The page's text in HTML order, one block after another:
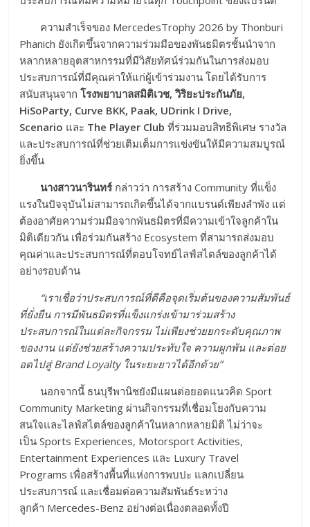
ความสำเร็จของ MercedesTrophy 2026 by Thonburi
Phanich ยังเกิดขึ้นจากความร่วมมือของพันธมิตรชั้นนำจาก
หลากหลายอุตสาหกรรมที่มีวิสัยทัศน์ร่วมกันในการส่งมอบ
ประสบการณ์ที่มีคุณค่าให้แก่ผู้เข้าร่วมงาน โดยได้รับการ
สนับสนุนจากโรงพยาบาลสมิติเวช, วิริยะประกันภัย,
HiSoParty, Curve BKK, Paak, UDrink I Drive,
Scenario และ The Player Club ที่ร่วมมอบสิทธิพิเศษ รางวัล
และประสบการณ์ที่ช่วยเติมเต็มการแข่งขันให้มีความสมบูรณ์
ยิ่งขึ้น
นางสาวนารินทร์กล่าวว่า การสร้าง Community ที่แข็ง
แรงในปัจจุบันไม่สามารถเกิดขึ้นได้จากแบรนด์เพียงลำพัง แต่
ต้องอาศัยความร่วมมือจากพันธมิตรที่มีความเข้าใจลูกค้าใน
มิติเดียวกัน เพื่อร่วมกันสร้าง Ecosystem ที่สามารถส่งมอบ
คุณค่าและประสบการณ์ที่ตอบโจทย์ไลฟ์สไตล์ของลูกค้าได้
อย่างรอบด้าน
“เราเชื่อว่าประสบการณ์ที่ดีคือจุดเริ่มต้นของความสัมพันธ์
ที่ยั่งยืน การมีพันธมิตรที่แข็งแกร่งเข้ามาร่วมสร้าง
ประสบการณ์ในแต่ละกิจกรรม ไม่เพียงช่วยยกระดับคุณภาพ
ของงาน แต่ยังช่วยสร้างความประทับใจ ความผูกพัน และต่อย
อดไปสู่ Brand Loyalty ในระยะยาวได้อีกด้วย”
นอกจากนี้ ธนบุรีพานิชยังมีแผนต่อยอดแนวคิด Sport
Community Marketing ผ่านกิจกรรมที่เชื่อมโยงกับความ
สนใจและไลฟ์สไตล์ของลูกค้าในหลากหลายมิติ ไม่ว่าจะ
เป็น Sports Experiences, Motorsport Activities,
Entertainment Experiences และ Luxury Travel
Programs เพื่อสร้างพื้นที่แห่งการพบปะ แลกเปลี่ยน
ประสบการณ์ และเชื่อมต่อความสัมพันธ์ระหว่าง
ลูกค้า Mercedes-Benz อย่างต่อเนื่องตลอดทั้งปี